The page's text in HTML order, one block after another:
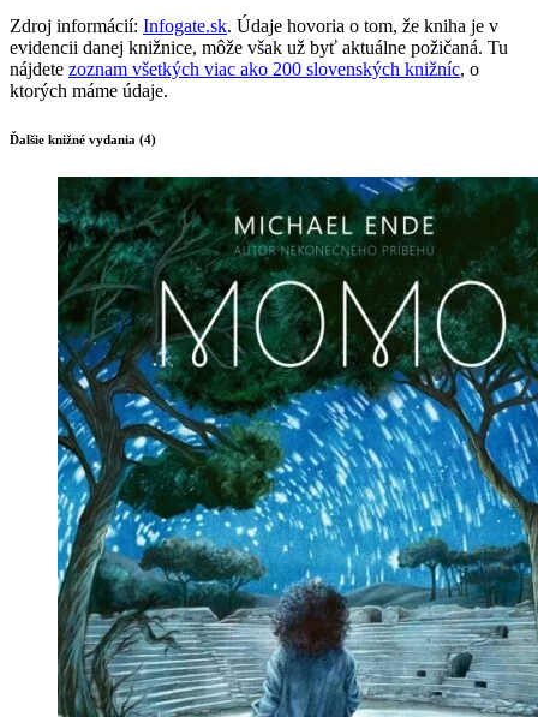
Zdroj informácií: Infogate.sk. Údaje hovoria o tom, že kniha je v
evidencii danej knižnice, môže však už byť aktuálne požičaná. Tu
nájdete zoznam všetkých viac ako 200 slovenských knižníc, o
ktorých máme údaje.
Ďalšie knižné vydania (4)